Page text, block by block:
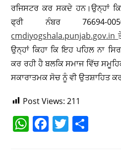
ਰਜਿਸਟਰ ਕਰ ਸਕਦੇ ਹਨ।ਉਨ੍ਹਾਂ
ਫ੍ਰੀ ਨੰਬਰ 76694-
cmdiyogshala.punjab.gov.in
ਉਨ੍ਹਾਂ ਕਿਹਾ ਕਿ ਇਹ ਪਹਿਲ ਨਾ
ਕਰ ਰਹੀ ਹੈ ਬਲਕਿ ਸਮਾਜ ਵਿੱਚ
ਸਕਾਰਾਤਮਕ ਸੋਚ ਨੂੰ ਵੀ ਉਤਸ਼ਾਹਿਤ
Post Views: 211
W F T